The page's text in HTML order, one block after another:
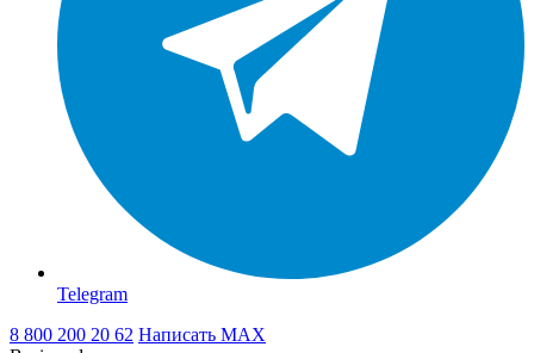
Telegram
8 800 200 20 62 Написать MAX